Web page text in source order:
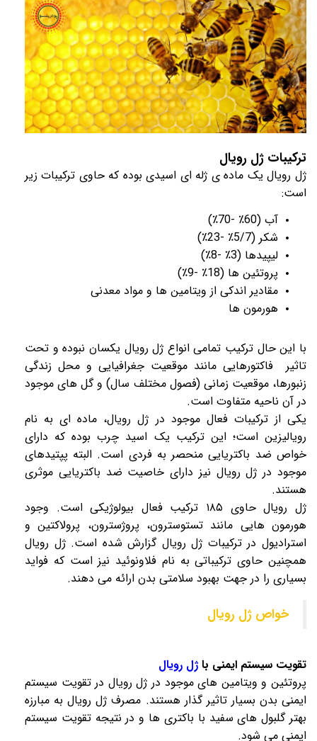
ترکیبات ژل رویال
ژل رویالیک ماده ی ژله ای اسیدی بوده که حاوی ترکیبات زیر
است:
آب (60٪ -70٪)
شکر (5/7٪ -23٪)
لیپیدها (3٪ -8٪)
پروتئین ها (18٪ -9٪)
مقادیر اندکی از ویتامین ها و مواد معدنی
هورمون ها
با این حال ترکیب تمامی انواع ژل رویال یکسان نبوده و تحت
تاثیر فاکتورهایی مانند موقعیت جغرافیایی و محل زندگی
زنبورها، موقعیت زمانی (فصول مختلف سال) و گل های موجود
در آن ناحیه متفاوت است.
یکی از ترکیبات فعال موجود در ژل رویال، ماده ای به نام
رویالیزین است؛ این ترکیب یک اسید چرب بوده که دارای
خواص ضد باکتریایی منحصر به فردی است. البته پپتیدهای
موجود در ژل رویال نیز دارای خاصیت ضد باکتریایی موثری
هستند.
ژل رویال
حاوی ۱۸۵ ترکیب فعال بیولوژیکی است. وجود
هورمون هایی مانند تستوسترون، پروژسترون، پرولاکتین و
استرادیول در ترکیبات ژل رویال گزارش شده است.ژل رویال
همچنین حاوی ترکیباتی به نام فلاونوئید نیز است که فواید
بسیاری را در جهت بهبود سلامتی بدن ارائه می دهند.
خواص ژل رویال
تقویت سیستم ایمنی باژل رویال
پروتئین و ویتامین های موجود در ژل رویال در تقویت سیستم
ایمنی بدن بسیار تاثیر گذار هستند. مصرف ژل رویالبه مبارزه
بهتر گلبول های سفید با باکتری ها و در نتیجه تقویت سیستم
ایمنی می شود.